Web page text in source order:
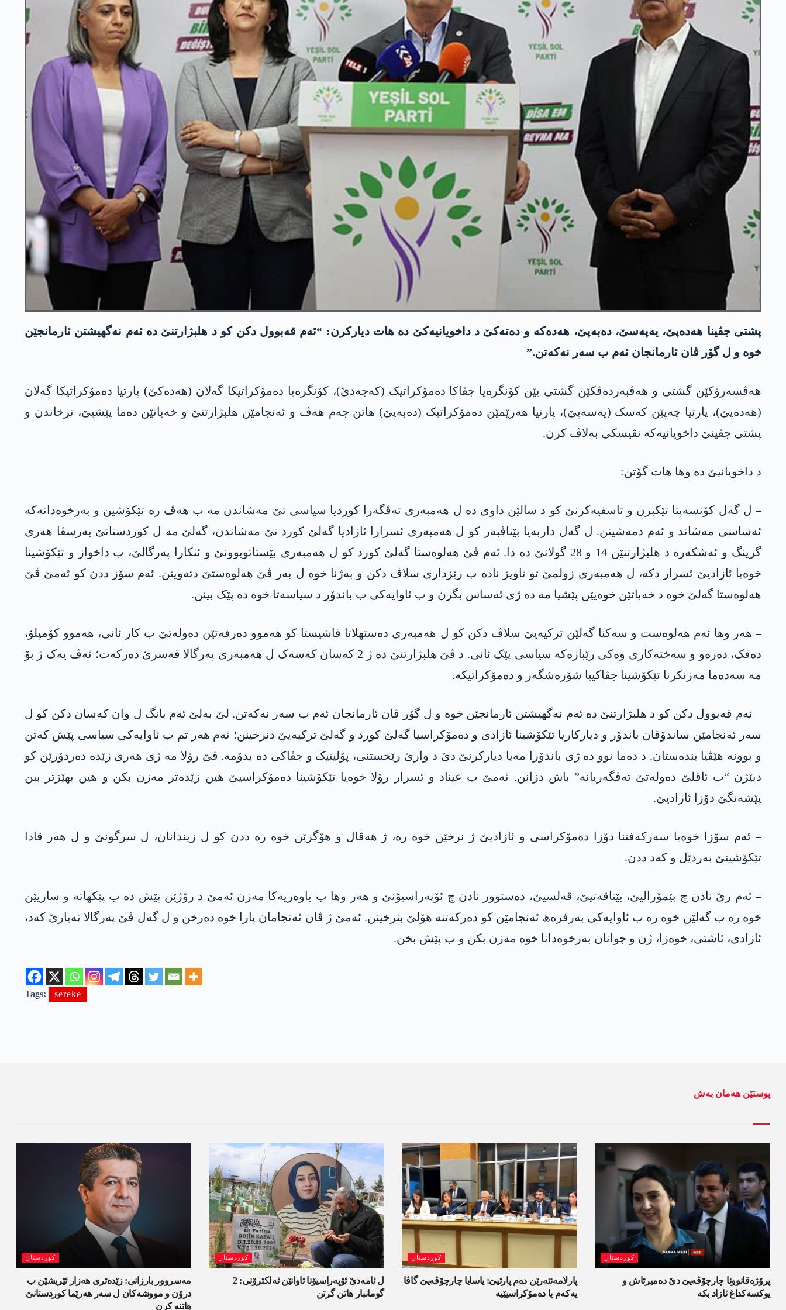
پشتی جڤینا ھەدەپێ، یەپەسێ، دەبەپێ، ھەدەکە و دەتەکێ د داخویانیەکێ دە ھات دیارکرن: “ئەم قەبوول دکن کو د ھلبژارتنێ دە ئەم نەگھیشتن ئارمانجێن
خوە و ل گۆر ڤان ئارمانجان ئەم ب سەر نەکەتن.”
ھەڤسەرۆکێن گشتی و ھەڤبەردەڤکێن گشتی یێن کۆنگرەیا جڤاکا دەمۆکراتیک (کەجەدێ)، کۆنگرەیا دەمۆکراتیکا گەلان (ھەدەکێ) پارتیا دەمۆکراتیکا گەلان
(ھەدەپێ)، پارتیا چەپێن کەسک (یەسەپێ)، پارتیا ھەرێمێن دەمۆکراتیک (دەبەپێ) ھاتن جەم ھەڤ و ئەنجامێن ھلبژارتنێ و خەباتێن دەما پێشیێ، نرخاندن و
پشتی جڤینێ داخویانیەکە نڤیسکی بەلاڤ کرن.
د داخویانیێ دە وھا ھات گۆتن:
– ل گەل کۆنسەپتا تێکبرن و تاسفیەکرنێ کو د سالێن داوی دە ل ھەمبەری تەڤگەرا کوردیا سیاسی تێ مەشاندن مە ب ھەڤ رە تێکۆشین و بەرخوەدانەکە
ئەساسی مەشاند و ئەم دمەشینن. ل گەل داربەیا بێناڤبەر کو ل ھەمبەری ئسرارا ئازادیا گەلێ کورد تێ مەشاندن، گەلێ مە ل کوردستانێ بەرسڤا ھەری
گرینگ و ئەشکەرە د ھلبژارتنێن 14 و 28 گولانێ دە دا. ئەم ڤێ ھەلوەستا گەلێ کورد کو ل ھەمبەری بێستاتوبوونێ و ئنکارا پەرگالێ، ب داخواز و تێکۆشینا
خوەیا ئازادیێ ئسرار دکە، ل ھەمبەری زولمێ تو تاویز نادە ب رێزداری سلاڤ دکن و بەژنا خوە ل بەر ڤێ ھەلوەستێ دتەوینن. ئەم سۆز ددن کو ئەمێ ڤێ
ھەلوەستا گەلێ خوە د خەباتێن خوەیێن پێشیا مە دە ژی ئەساس بگرن و ب ئاوایەکی ب باندۆر د سیاسەتا خوە دە پێک بینن.
– ھەر وھا ئەم ھەلوەست و سەکنا گەلێن ترکیەیێ سلاڤ دکن کو ل ھەمبەری دەستھلاتا فاشیستا کو ھەموو دەرفەتێن دەولەتێ ب کار ئانی، ھەموو کۆمپلۆ،
دەفک، دەرەو و سەختەکاری وەکی رێبازەکە سیاسی پێک ئانی. د ڤێ ھلبژارتنێ دە ژ 2 کەسان کەسەک ل ھەمبەری پەرگالا قەسرێ دەرکەت؛ ئەڤ یەک ژ بۆ
مە سەدەما مەزنکرنا تێکۆشینا جڤاکییا شۆرەشگەر و دەمۆکراتیکە.
– ئەم قەبوول دکن کو د ھلبژارتنێ دە ئەم نەگھیشتن ئارمانجێن خوە و ل گۆر ڤان ئارمانجان ئەم ب سەر نەکەتن. لێ بەلێ ئەم بانگ ل وان کەسان دکن کو ل
سەر ئەنجامێن ساندۆقان باندۆر و دیارکاریا تێکۆشینا ئازادی و دەمۆکراسیا گەلێ کورد و گەلێ ترکیەیێ دنرخینن؛ ئەم ھەر تم ب ئاوایەکی سیاسی پێش کەتن
و بوونە ھێڤیا بندەستان. د دەما نوو دە ژی باندۆرا مەیا دیارکرنێ دێ د وارێ رێخستنی، پۆلیتیک و جڤاکی دە بدۆمە. ڤێ رۆلا مە ژی ھەری زێدە دەردۆرێن کو
دبێژن “ب ئاقلێ دەولەتێ تەڤگەریانە” باش دزانن. ئەمێ ب عیناد و ئسرار رۆلا خوەیا تێکۆشینا دەمۆکراسیێ ھین زێدەتر مەزن بکن و ھین بھێزتر ببن
پێشەنگێ دۆزا ئازادیێ.
– ئەم سۆزا خوەیا سەرکەفتنا دۆزا دەمۆکراسی و ئازادیێ ژ نرخێن خوە رە، ژ ھەڤال و ھۆگرێن خوە رە ددن کو ل زیندانان، ل سرگونێ و ل ھەر قادا
تێکۆشینێ بەردێل و کەد ددن.
– ئەم رێ نادن چ بێمۆرالیێ، بێتاقەتیێ، قەلسیێ، دەستوور نادن چ ئۆپەراسیۆنێ و ھەر وھا ب باوەریەکا مەزن ئەمێ د رۆژێن پێش دە ب پێکھاتە و سازیێن
خوە رە ب گەلێن خوە رە ب ئاوایەکی بەرفرەھ ئەنجامێن کو دەرکەتنە ھۆلێ بنرخینن. ئەمێ ژ ڤان ئەنجامان پارا خوە دەرخن و ل گەل ڤێ پەرگالا نەیارێ کەد،
ئازادی، ئاشتی، خوەزا، ژن و جوانان بەرخوەدانا خوە مەزن بکن و ب پێش بخن.
Tags: sereke
پوستێن ھەمان بەش
کوردستان
مەسروور بارزانی: زێدەتری ھەزار ئێریشێن ب
درۆن و مووشەکان ل سەر ھەرێما کوردستانێ
ھاتنە کرن
کوردستان
ل ئامەدێ ئۆپەراسیۆنا تاوانێن ئەلکترۆنی: 2
گومانبار ھاتن گرتن
کوردستان
پارلامەنتەرێن دەم پارتیێ: یاسایا چارچۆڤەیێ گاڤا
یەکەم یا دەمۆکراسیێیە
کوردستان
پرۆژەقانوونا چارچۆڤەیێ دێ دەمیرتاش و
یوکسەکداغ ئازاد بکە